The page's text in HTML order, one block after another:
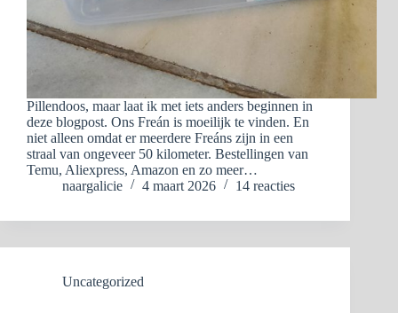
Pillendoos, maar laat ik met iets anders beginnen in
deze blogpost. Ons Freán is moeilijk te vinden. En
niet alleen omdat er meerdere Freáns zijn in een
straal van ongeveer 50 kilometer. Bestellingen van
Temu, Aliexpress, Amazon en zo meer…
naargalicie
4 maart 2026 14 reacties
Uncategorized